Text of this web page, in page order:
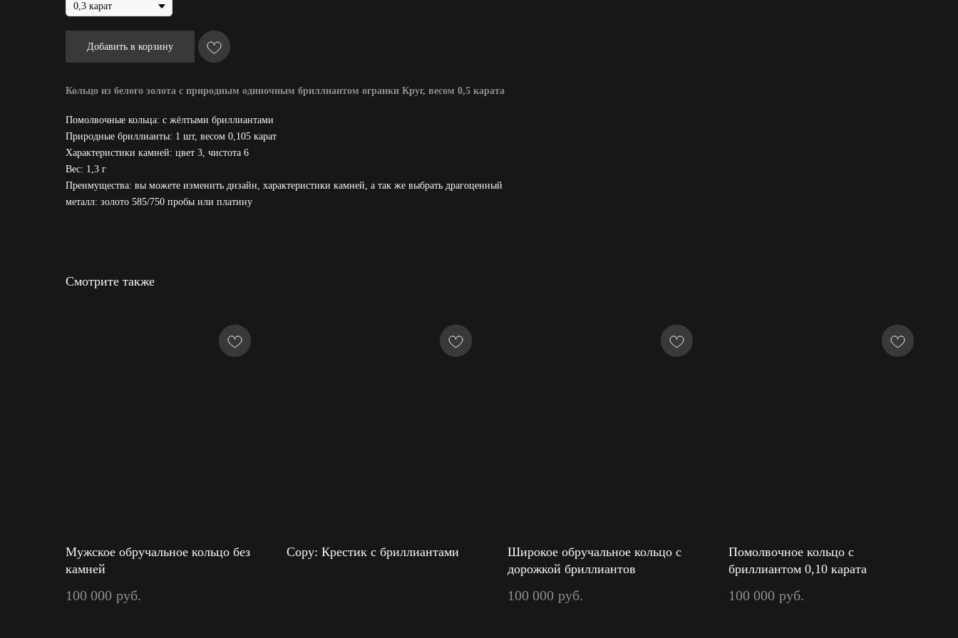
Добавить в корзину
Кольцо из белого золота с природным одиночным бриллиантом огранки Круг, весом 0,5 карата
Помолвочные кольца: с жёлтыми бриллиантами
Природные бриллианты: 1 шт, весом 0,105 карат
Характеристики камней: цвет 3, чистота 6
Вес: 1,3 г
Преимущества: вы можете изменить дизайн, характеристики камней, а так же выбрать драгоценный
металл: золото 585/750 пробы или платину
Смотрите также
Мужское обручальное кольцо без
камней
100 000 руб.
Copy: Крестик с бриллиантами
Широкое обручальное кольцо с
дорожкой бриллиантов
100 000 руб.
Помолвочное кольцо с
бриллиантом 0,10 карата
100 000 руб.